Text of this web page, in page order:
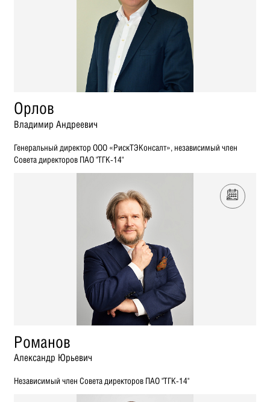
Орлов
Владимир Андреевич
Генеральный директор ООО «РискТЭКонсалт», независимый член
Совета директоров ПАО "ТГК-14"
Романов
Александр Юрьевич
Независимый член Совета директоров ПАО "ТГК-14"